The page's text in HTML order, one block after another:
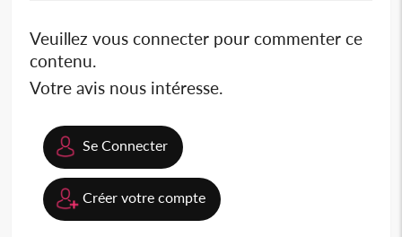
Veuillez vous connecter pour commenter ce
contenu.
Votre avis nous intéresse.
Se Connecter
Créer votre compte